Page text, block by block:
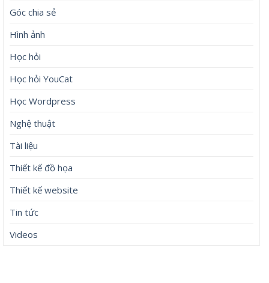
Góc chia sẻ
Hình ảnh
Học hỏi
Học hỏi YouCat
Học Wordpress
Nghệ thuật
Tài liệu
Thiết kế đồ họa
Thiết kế website
Tin tức
Videos